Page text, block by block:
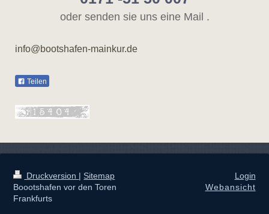
oder senden sie uns eine Mail .
info@bootshafen-mainkur.de
Teilen
Druckversion | Sitemap
Boootshafen vor den Toren
Frankfurts
Login
Webansicht